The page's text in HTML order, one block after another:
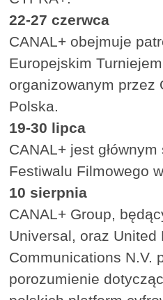
22-27 czerwca
CANAL+ obejmuje
Europejskim
organizowanym przez
Polska.
19-30 lipca
CANAL+ jest
Festiwalu Filmowego
10 sierpnia
CANAL+ Group,
Universal, oraz United
Communications N.V.
porozumienie